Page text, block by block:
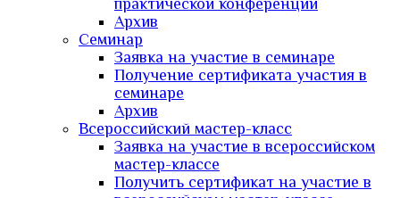
практической конференции
Архив
Семинар
Заявка на участие в семинаре
Получение сертификата участия в
семинаре
Архив
Всероссийский мастер-класс
Заявка на участие в всероссийском
мастер-классе
Получить сертификат на участие в